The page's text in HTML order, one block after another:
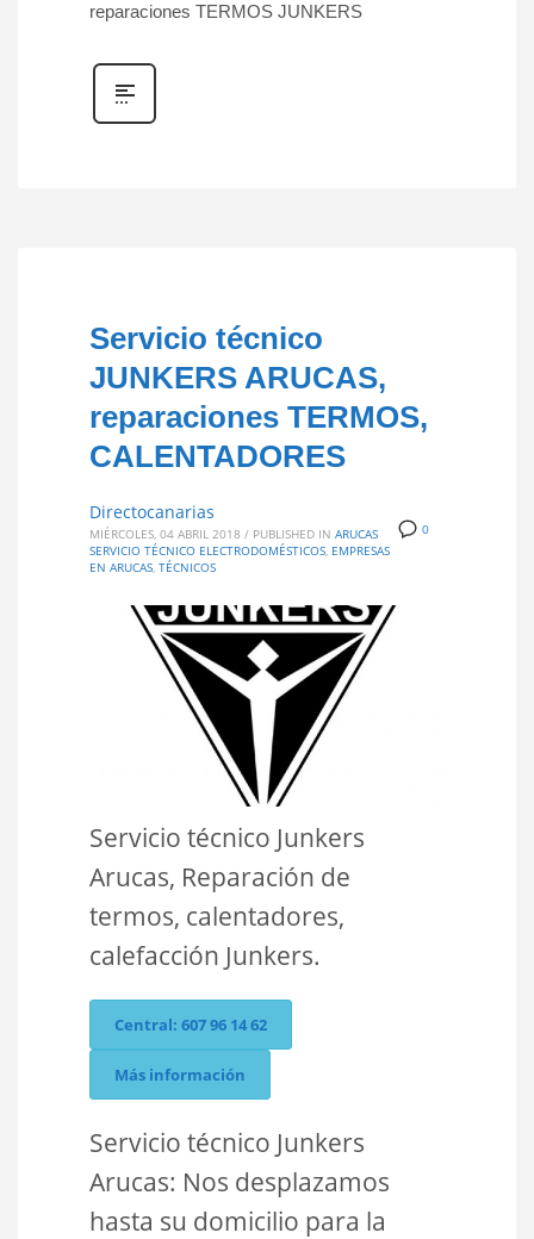
reparaciones TERMOS JUNKERS
Servicio técnico
JUNKERS ARUCAS,
reparaciones TERMOS,
CALENTADORES
0
Directocanarias
MIÉRCOLES, 04 ABRIL 2018 / PUBLISHED IN ARUCAS
SERVICIO TÉCNICO ELECTRODOMÉSTICOS, EMPRESAS
EN ARUCAS, TÉCNICOS
Servicio técnico Junkers
Arucas, Reparación de
termos, calentadores,
calefacción Junkers.
Central: 607 96 14 62
Más información
Servicio técnico Junkers
Arucas: Nos desplazamos
hasta su domicilio para la